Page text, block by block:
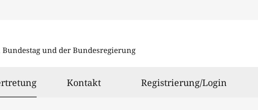
Bundestag und der Bundesregierung
ausgewählt
Kontakt Registrierung/Login